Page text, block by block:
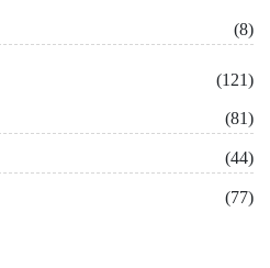
(8)
(121)
(81)
(44)
(77)